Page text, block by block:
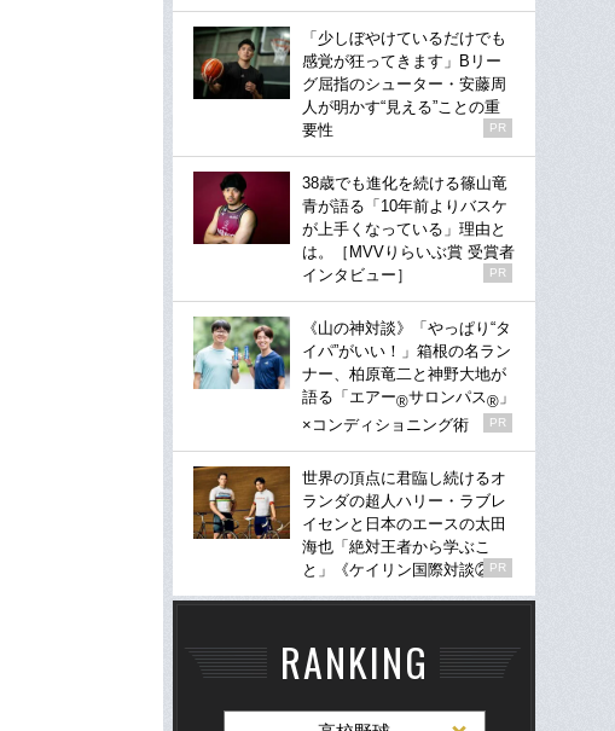
「少しぼやけているだけでも
感覚が狂ってきます」Bリー
グ屈指のシューター・安藤周
人が明かす“見える”ことの重
要性
PR
38歳でも進化を続ける篠山竜
青が語る「10年前よりバスケ
が上手くなっている」理由と
は。［MVVりらいぶ賞 受賞者
インタビュー］
PR
《山の神対談》「やっぱり“タ
イパ”がいい！」箱根の名ラン
ナー、柏原竜二と神野大地が
語る「エアー®サロンパス® 」
×コンディショニング術
PR
世界の頂点に君臨し続けるオ
ランダの超人ハリー・ラブレ
イセンと日本のエースの太田
海也「絶対王者から学ぶこ
と」《ケイリン国際対談②》
PR
RANKING